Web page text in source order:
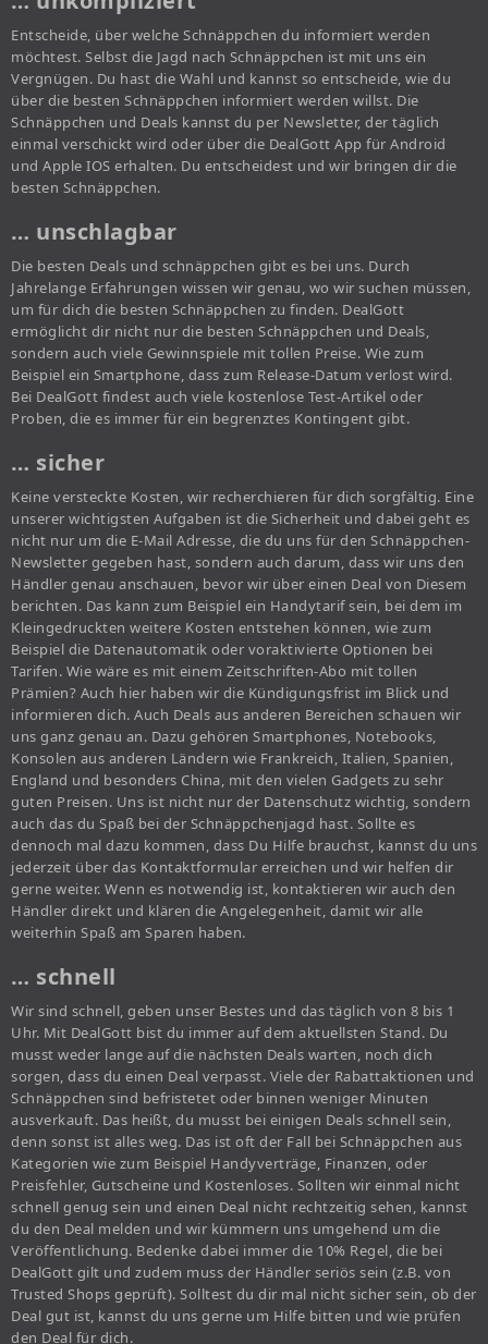
Entscheide, über welche Schnäppchen du informiert werden
möchtest. Selbst die Jagd nach Schnäppchen ist mit uns ein
Vergnügen. Du hast die Wahl und kannst so entscheide, wie du
über die besten Schnäppchen informiert werden willst. Die
Schnäppchen und Deals kannst du per Newsletter, der täglich
einmal verschickt wird oder über die DealGott App für Android
und Apple IOS erhalten. Du entscheidest und wir bringen dir die
besten Schnäppchen.
… unschlagbar
Die besten Deals und schnäppchen gibt es bei uns. Durch
Jahrelange Erfahrungen wissen wir genau, wo wir suchen müssen,
um für dich die besten Schnäppchen zu finden. DealGott
ermöglicht dir nicht nur die besten Schnäppchen und Deals,
sondern auch viele Gewinnspiele mit tollen Preise. Wie zum
Beispiel ein Smartphone, dass zum Release-Datum verlost wird.
Bei DealGott findest auch viele kostenlose Test-Artikel oder
Proben, die es immer für ein begrenztes Kontingent gibt.
… sicher
Keine versteckte Kosten, wir recherchieren für dich sorgfältig. Eine
unserer wichtigsten Aufgaben ist die Sicherheit und dabei geht es
nicht nur um die E-Mail Adresse, die du uns für den Schnäppchen-
Newsletter gegeben hast, sondern auch darum, dass wir uns den
Händler genau anschauen, bevor wir über einen Deal von Diesem
berichten. Das kann zum Beispiel ein Handytarif sein, bei dem im
Kleingedruckten weitere Kosten entstehen können, wie zum
Beispiel die Datenautomatik oder voraktivierte Optionen bei
Tarifen. Wie wäre es mit einem Zeitschriften-Abo mit tollen
Prämien? Auch hier haben wir die Kündigungsfrist im Blick und
informieren dich. Auch Deals aus anderen Bereichen schauen wir
uns ganz genau an. Dazu gehören Smartphones, Notebooks,
Konsolen aus anderen Ländern wie Frankreich, Italien, Spanien,
England und besonders China, mit den vielen Gadgets zu sehr
guten Preisen. Uns ist nicht nur der Datenschutz wichtig, sondern
auch das du Spaß bei der Schnäppchenjagd hast. Sollte es
dennoch mal dazu kommen, dass Du Hilfe brauchst, kannst du uns
jederzeit über das Kontaktformular erreichen und wir helfen dir
gerne weiter. Wenn es notwendig ist, kontaktieren wir auch den
Händler direkt und klären die Angelegenheit, damit wir alle
weiterhin Spaß am Sparen haben.
… schnell
Wir sind schnell, geben unser Bestes und das täglich von 8 bis 1
Uhr. Mit DealGott bist du immer auf dem aktuellsten Stand. Du
musst weder lange auf die nächsten Deals warten, noch dich
sorgen, dass du einen Deal verpasst. Viele der Rabattaktionen und
Schnäppchen sind befristetet oder binnen weniger Minuten
ausverkauft. Das heißt, du musst bei einigen Deals schnell sein,
denn sonst ist alles weg. Das ist oft der Fall bei Schnäppchen aus
Kategorien wie zum Beispiel Handyverträge, Finanzen, oder
Preisfehler, Gutscheine und Kostenloses. Sollten wir einmal nicht
schnell genug sein und einen Deal nicht rechtzeitig sehen, kannst
du den Deal melden und wir kümmern uns umgehend um die
Veröffentlichung. Bedenke dabei immer die 10% Regel, die bei
DealGott gilt und zudem muss der Händler seriös sein (z.B. von
Trusted Shops geprüft). Solltest du dir mal nicht sicher sein, ob der
Deal gut ist, kannst du uns gerne um Hilfe bitten und wie prüfen
den Deal für dich.